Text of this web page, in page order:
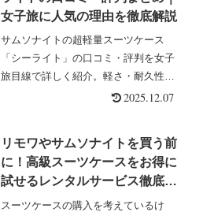
女子旅に人気の理由を徹底解説
サムソナイトの超軽量スーツケース
「シーライト」の口コミ・評判を女子
旅目線で詳しく紹介。軽さ・耐久性・
使いやすさが人気の理由や、世界中で
2025.12.07
リモワやサムソナイトを買う前
に！高級スーツケースをお得に
試せるレンタルサービス徹底解
説
スーツケースの購入を考えているけ